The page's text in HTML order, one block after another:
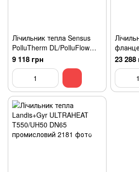
Лічильник тепла Sensus
PolluTherm DL/PolluFlow
DN65
9 118 грн
м3/год
23 288